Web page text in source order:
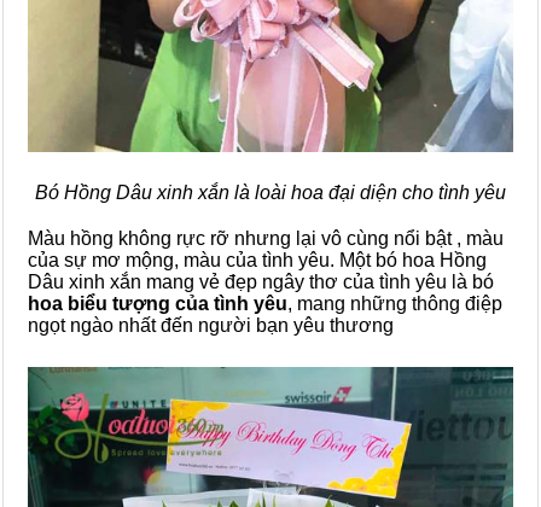
Bó Hồng Dâu xinh xắn là loài hoa đại diện cho tình yêu
Màu hồng không rực rỡ nhưng lại vô cùng nổi bật , màu
của sự mơ mộng, màu của tình yêu. Một bó hoa Hồng
Dâu xinh xắn mang vẻ đẹp ngây thơ của tình yêu là bó
hoa biểu tượng của tình yêu, mang những thông điệp
ngọt ngào nhất đến người bạn yêu thương